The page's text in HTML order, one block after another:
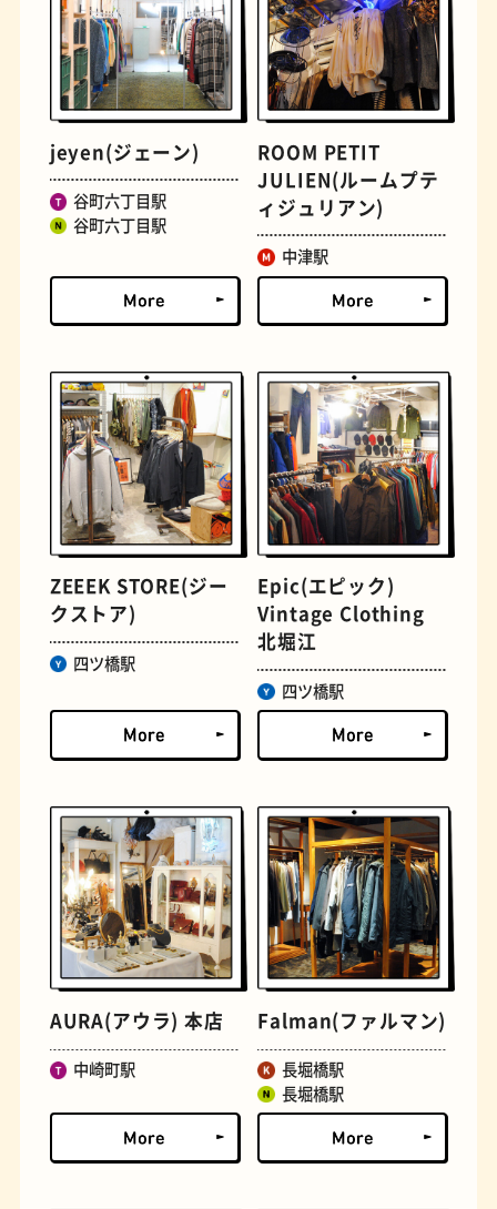
文学碑 ジェラート
ジューススタンド たまごサンド
文房具 おにぎり
jeyen(ジェーン)
谷町六丁目駅
谷町六丁目駅
ROOM PETIT
JULIEN(ルームプテ
ィジュリアン)
中津駅
ZEEEK STORE(ジー
クストア)
四ツ橋駅
Epic(エピック)
Vintage Clothing
北堀江
四ツ橋駅
AURA(アウラ) 本店
中崎町駅
Falman(ファルマン)
長堀橋駅
長堀橋駅